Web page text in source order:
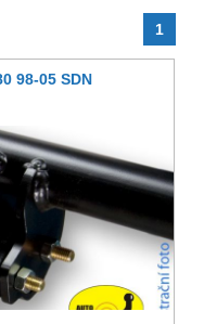
1
98-05 SDN